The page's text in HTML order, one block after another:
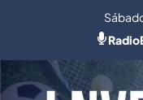
contenido